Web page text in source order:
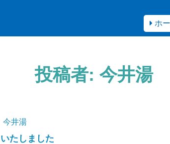
ホ
投稿者: 今井湯
今井湯
たしました